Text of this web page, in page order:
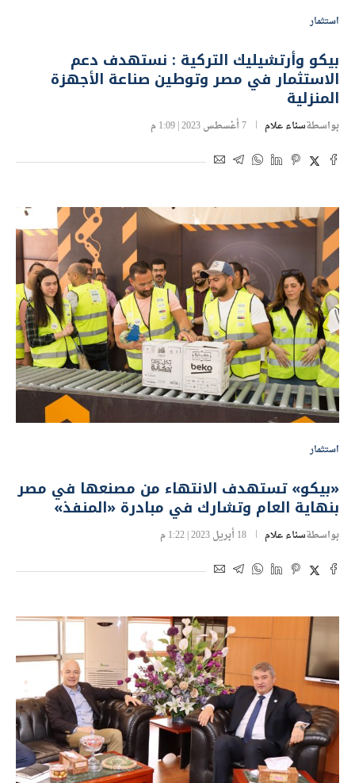
استثمار
بيكو وأرتشيليك التركية : نستهدف دعم
الاستثمار في مصر وتوطين صناعة الأجهزة
المنزلية
بواسطةسناء علام 7 أغسطس 2023 | 1:09 م
استثمار
«بيكو» تستهدف الانتهاء من مصنعها في مصر
بنهاية العام وتشارك في مبادرة «المنفذ»
بواسطةسناء علام 18 أبريل 2023 | 1:22 م